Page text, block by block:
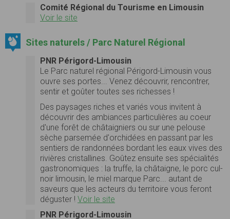
Comité Régional du Tourisme en Limousin
Voir le site
Sites naturels / Parc Naturel Régional
PNR Périgord-Limousin
Le Parc naturel régional Périgord-Limousin vous
ouvre ses portes... Venez découvrir, rencontrer,
sentir et goûter toutes ses richesses !
Des paysages riches et variés vous invitent à
découvrir des ambiances particulières au coeur
d'une forêt de châtaigniers ou sur une pelouse
sèche parsemée d'orchidées en passant par les
sentiers de randonnées bordant les eaux vives des
rivières cristallines. Goûtez ensuite ses spécialités
gastronomiques : la truffe, la châtaigne, le porc cul-
noir limousin, le miel marque Parc... autant de
saveurs que les acteurs du territoire vous feront
déguster ! Voir le site
PNR Périgord-Limousin